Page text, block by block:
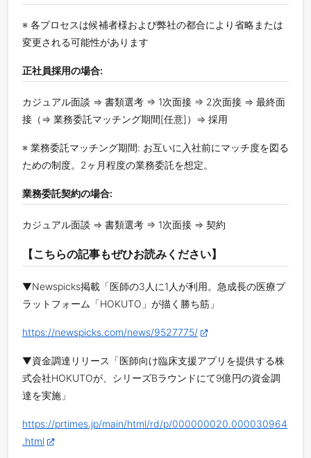
※ 各プロセスは候補者様および弊社の都合により省略または
変更される可能性があります
正社員採用の場合:
カジュアル面談 ⇒ 書類選考 ⇒ 1次面接 ⇒ 2次面接 ⇒ 最終面
接（⇒ 業務委託マッチング期間[任意]）⇒ 採用
※ 業務委託マッチング期間: お互いに入社前にマッチ度を図る
ための制度。2ヶ月程度の業務委託を想定。
業務委託契約の場合:
カジュアル面談 ⇒ 書類選考 ⇒ 1次面接 ⇒ 契約
【こちらの記事もぜひお読みください】
▼Newspicks掲載「医師の3人に1人が利用。急成長の医療プ
ラットフォーム「HOKUTO」が描く勝ち筋」
https://newspicks.com/news/9527775/
▼資金調達リリース「医師向け臨床支援アプリを提供する株
式会社HOKUTOが、シリーズBラウンドにて9億円の資金調
達を実施」
https://prtimes.jp/main/html/rd/p/000000020.000030964
.html